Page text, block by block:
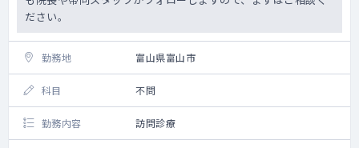
ださい。
勤務地 富山県富山市
科目 不問
勤務内容 訪問診療